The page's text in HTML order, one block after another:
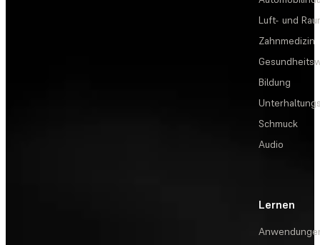
Luft- und
Zahnmedizin
Bildung
Schmuck
Audio
Lernen